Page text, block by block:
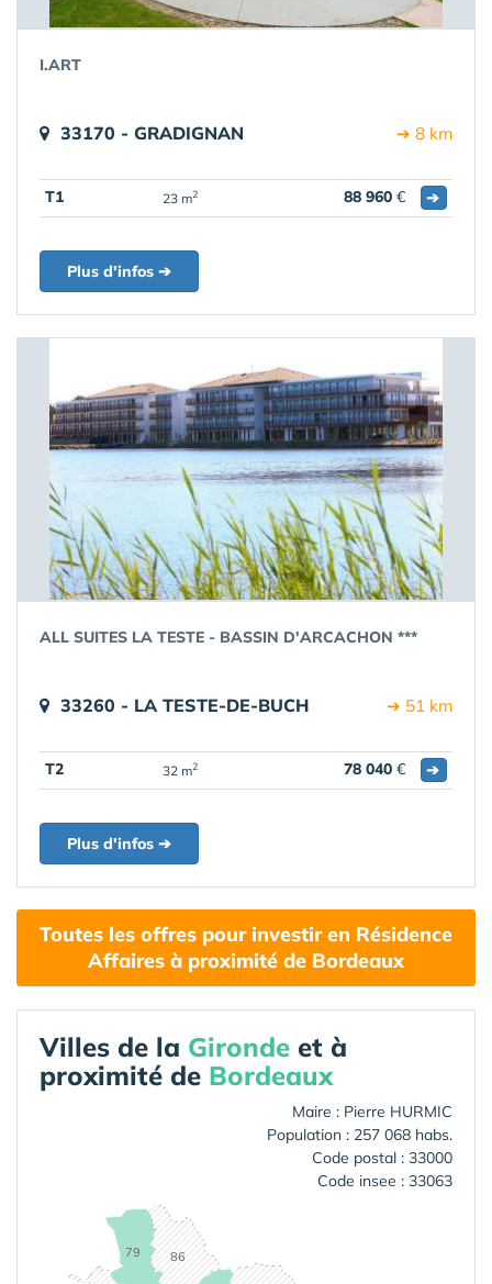
I.ART
33170 - GRADIGNAN ➔ 8 km
T1 23 m2 88 960 € ➔
Plus d'infos ➔
ALL SUITES LA TESTE - BASSIN D'ARCACHON ***
33260 - LA TESTE-DE-BUCH ➔ 51 km
T2 32 m2 78 040 € ➔
Plus d'infos ➔
Toutes les offres pour investir en Résidence
Affaires à proximité de Bordeaux
Villes de la Gironde et à
proximité de Bordeaux
Maire : Pierre HURMIC
Population : 257 068 habs.
Code postal : 33000
Code insee : 33063
79 86